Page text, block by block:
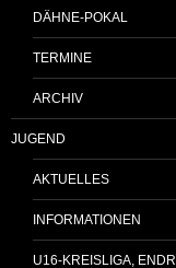
DÄHNE-POKAL
TERMINE
ARCHIV
JUGEND
AKTUELLES
INFORMATIONEN
U16-KREISLIGA,